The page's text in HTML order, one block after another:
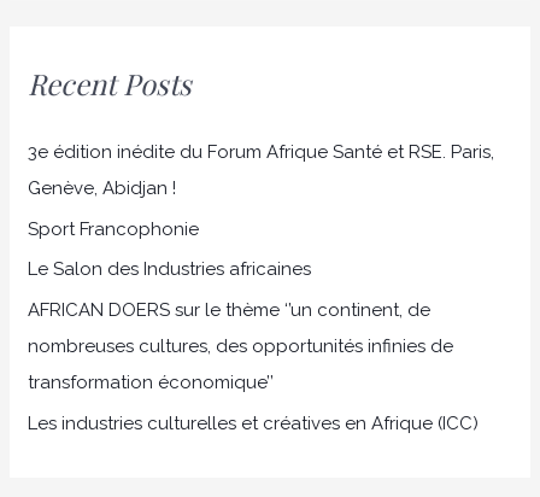
e
c
h
e
r
:
Recent Posts
3e édition inédite du Forum Afrique Santé et RSE. Paris,
Genève, Abidjan !
Sport Francophonie
Le Salon des Industries africaines
AFRICAN DOERS sur le thème ‘’un continent, de
nombreuses cultures, des opportunités infinies de
transformation économique’’
Les industries culturelles et créatives en Afrique (ICC)